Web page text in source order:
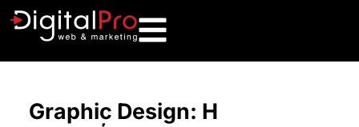
Graphic Design: Η